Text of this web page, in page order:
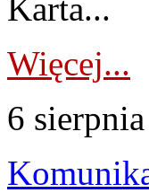
Karta...
Więcej...
6